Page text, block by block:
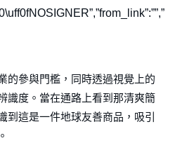
的參與門檻，同時透過視覺上的
識度。當在通路上看到那清爽簡
到這是一件地球友善商品，吸引